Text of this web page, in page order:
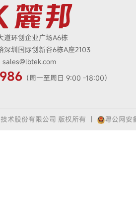
道环创企业广场A6栋
深圳国际创新谷6栋A座2103
（周一至周日 9:00 -18:00）
术股份有限公司 版权所有 粤公网安